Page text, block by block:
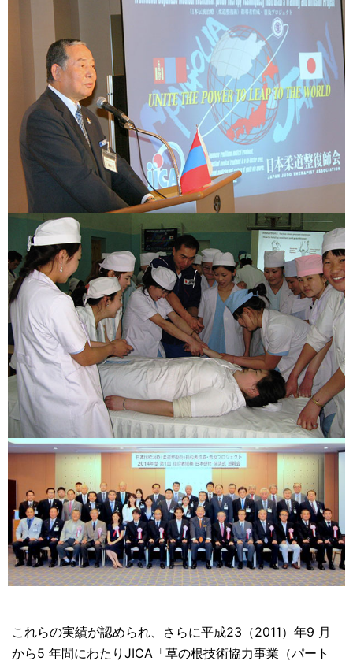
これらの実績が認められ、さらに平成23（2011）年9 月
から5 年間にわたりJICA「草の根技術協力事業（パート